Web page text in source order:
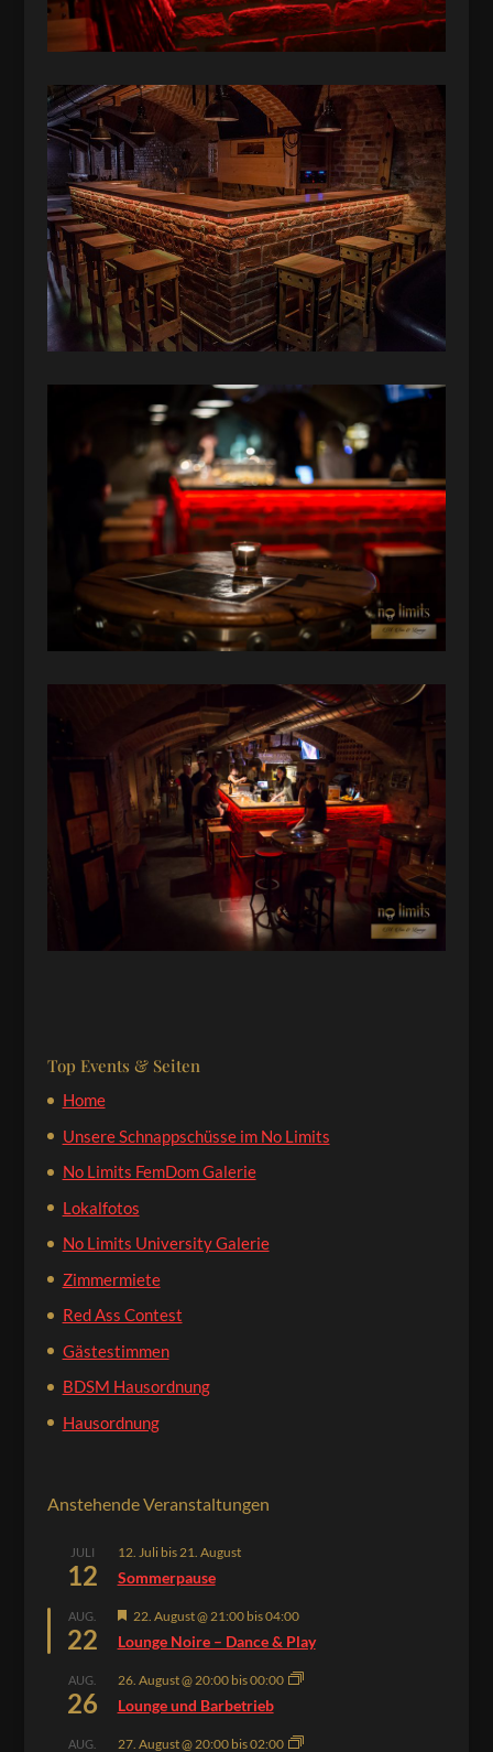
Top Events & Seiten
Home
Unsere Schnappschüsse im No Limits
No Limits FemDom Galerie
Lokalfotos
No Limits University Galerie
Zimmermiete
Red Ass Contest
Gästestimmen
BDSM Hausordnung
Hausordnung
Anstehende Veranstaltungen
JULI
12
12. Julibis 21. August
Sommerpause
AUG.
22
Hervorgehoben
22. August @ 21:00bis04:00
Lounge Noire – Dance & Play
AUG.
26
26. August @ 20:00bis00:00
Lounge und Barbetrieb
AUG. 27. August @ 20:00bis02:00